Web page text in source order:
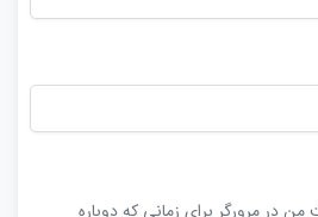
من در مرورگر برای زمانی که دوباره